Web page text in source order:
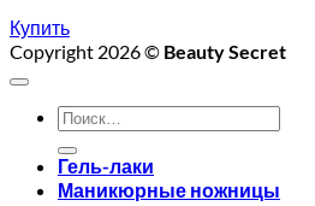
Купить
Copyright 2026 © Beauty Secret
Искать:
Гель-лаки
Маникюрные ножницы